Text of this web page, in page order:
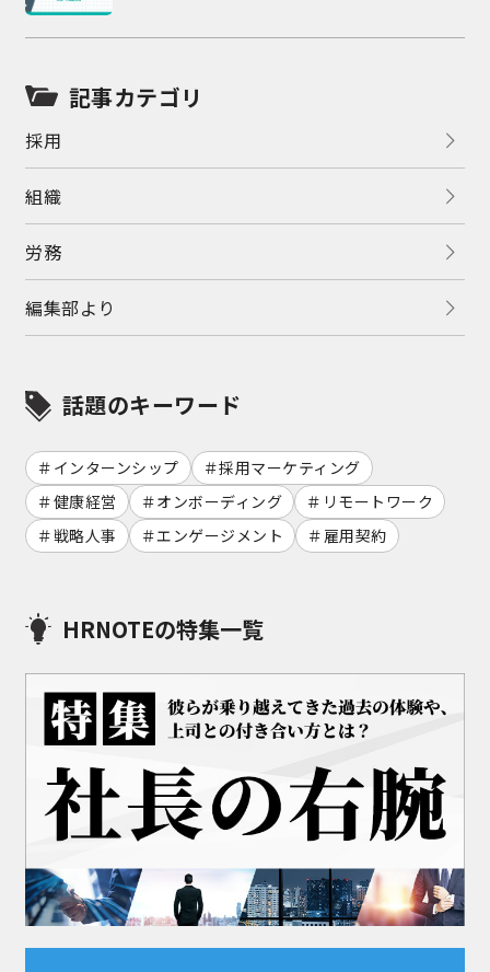
記事カテゴリ
採用
組織
労務
編集部より
話題のキーワード
インターンシップ
採用マーケティング
健康経営
オンボーディング
リモートワーク
戦略人事
エンゲージメント 雇用契約
HRNOTEの特集一覧